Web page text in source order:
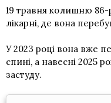
19 травня колишню 86-
лікарні, де вона
У 2023 році вона вже
спині, а навесні 2025
застуду.